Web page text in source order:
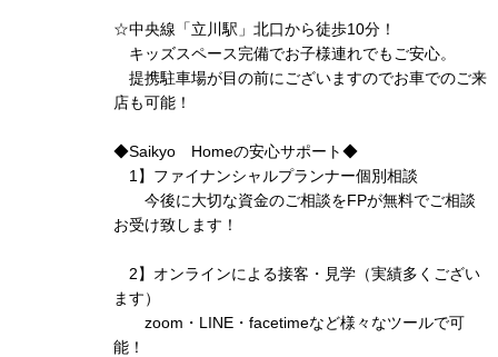
☆中央線「立川駅」北口から徒歩10分！
キッズスペース完備でお子様連れでもご安心。
提携駐車場が目の前にございますのでお車でのご来
店も可能！
◆Saikyo Homeの安心サポート◆
1】ファイナンシャルプランナー個別相談
今後に大切な資金のご相談をFPが無料でご相談
お受け致します！
2】オンラインによる接客・見学（実績多くござい
ます）
zoom・LINE・facetimeなど様々なツールで可
能！